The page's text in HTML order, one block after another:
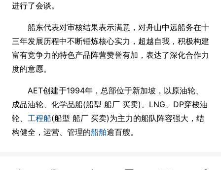
进行了会谈。
船东代表对审核结果表示满意，对舟山中远船务在十
三年发展历程中不断锤炼核心实力，超越自我，积极构建
富有竞争力的特色产品阵营赞誉有加，表达了深化合作力
度的意愿。
AET创建于1994年，总部位于新加坡，以原油轮、
成品油轮、化学品船(船型 船厂 买卖)、LNG、DP穿梭油
轮、 工程船(船型 船厂 买卖)为主力的船队阵容强大，结
构健全，运营、管理的船舶逾百艘。